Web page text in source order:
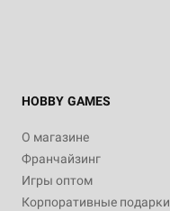
HOBBY GAMES
О магазине
Франчайзинг
Игры оптом
Корпоративные подарки